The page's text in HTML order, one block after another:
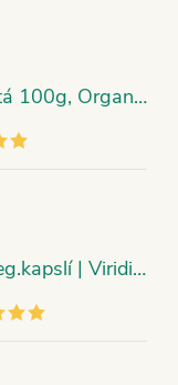
Skořice Bio, pravá cejlonská mletá 100g, Organic India
Ostropestřec - Milk Thistle 90 Veg.kapslí | Viridian